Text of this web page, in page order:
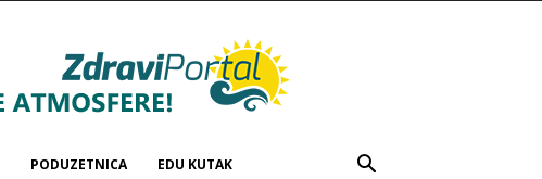
PODUZETNICA EDU KUTAK